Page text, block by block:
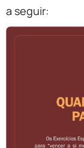
a seguir: